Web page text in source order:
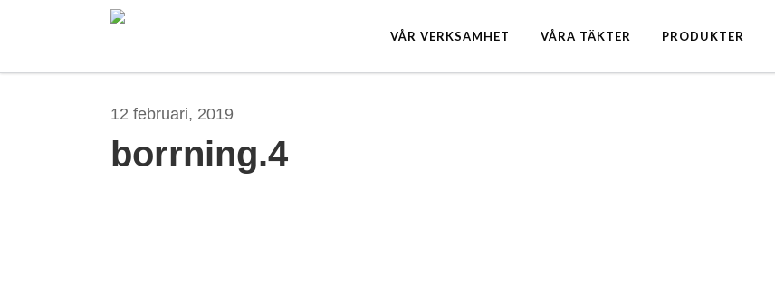
content
VÅR VERKSAMHET VÅRA TÄKTER PRODUKTER
12 februari, 2019
borrning.4